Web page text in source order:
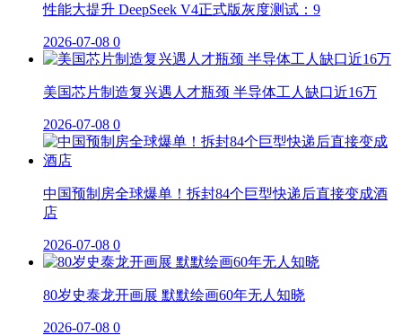
性能大提升 DeepSeek V4正式版灰度测试：9
2026-07-08 0
美国芯片制造复兴遇人才瓶颈 半导体工人缺口近16万
2026-07-08 0
中国预制房全球爆单！拆封84个巨型快递后直接变成酒
店
2026-07-08 0
80岁史泰龙开画展 默默绘画60年无人知晓
2026-07-08 0